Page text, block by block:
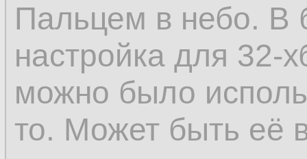
Пальцем в небо. В
настройка для 32-
можно было
то. Может быть её